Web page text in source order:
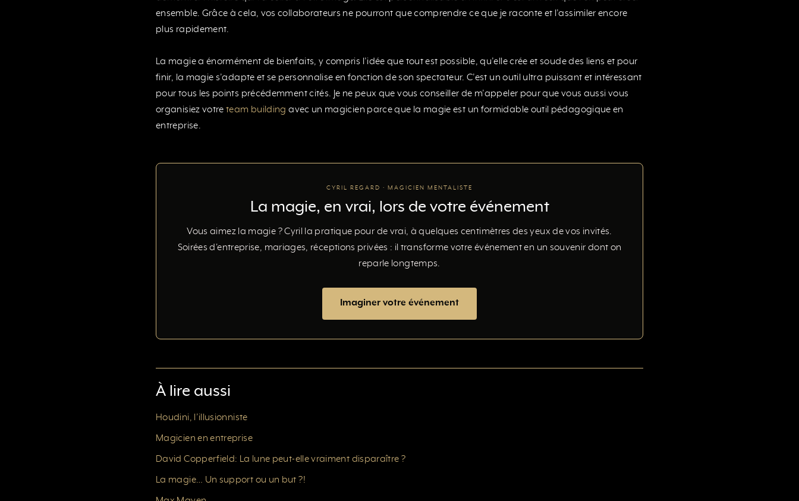
ensemble. Grâce à cela, vos collaborateurs ne pourront que comprendre ce que je raconte et l’assimiler encore
plus rapidement.
La magie a énormément de bienfaits, y compris l’idée que tout est possible, qu’elle crée et soude des liens et pour
finir, la magie s’adapte et se personnalise en fonction de son spectateur. C’est un outil ultra puissant et intéressant
pour tous les points précédemment cités. Je ne peux que vous conseiller de m’appeler pour que vous aussi vous
organisiez votreteam building avec un magicien parce que la magie est un formidable outil pédagogique en
entreprise.
CYRIL REGARD · MAGICIEN MENTALISTE
La magie, en vrai, lors de votre événement
Vous aimez la magie ? Cyril la pratique pour de vrai, à quelques centimètres des yeux de vos invités.
Soirées d'entreprise, mariages, réceptions privées : il transforme votre événement en un souvenir dont on
reparle longtemps.
Imaginer votre événement
À lire aussi
Houdini, l’illusionniste
Magicien en entreprise
David Copperfield: La lune peut-elle vraiment disparaître ?
La magie… Un support ou un but ?!